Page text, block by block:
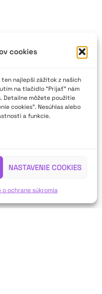
cookies
najlepší zážitok z našich
na tlačidlo “Prijať” nám
Detailne môžete použitie
cookies". Nesúhlas alebo
a funkcie.
NASTAVENIE COOKIES
o ochrane súkromia